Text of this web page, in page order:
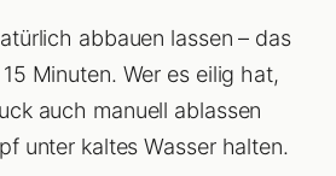
abbauen lassen – das
Minuten. Wer es eilig hat,
auch manuell ablassen
unter kaltes Wasser halten.